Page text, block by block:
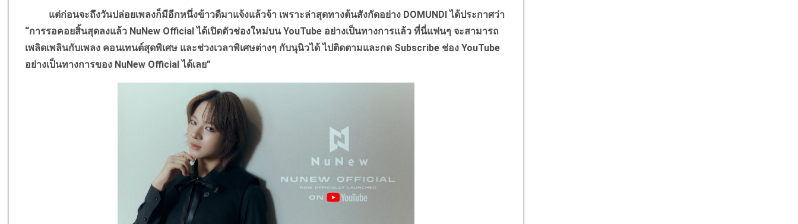
แต่ก่อนจะถึงวันปล่อยเพลงก็มีอีกหนึ่งข้าวดีมาแจ้งแล้วจ้า เพราะล่าสุดทางต้นสังกัดอย่าง DOMUNDI ได้ประกาศว่า
“การรอคอยสิ้นสุดลงแล้ว NuNew Official ได้เปิดตัวช่องใหม่บน YouTube อย่างเป็นทางการแล้ว ที่นี่แฟนๆ จะสามารถ
เพลิดเพลินกับเพลง คอนเทนต์สุดพิเศษ และช่วงเวลาพิเศษต่างๆ กับนุนิวได้ ไปติดตามและกด Subscribe ช่อง YouTube
อย่างเป็นทางการของ NuNew Official ได้เลย”